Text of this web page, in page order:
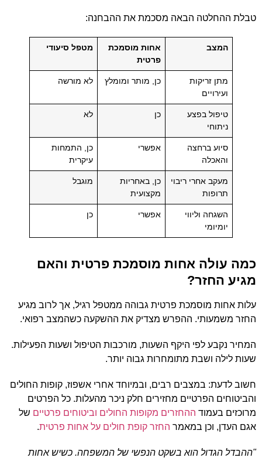
טבלת ההחלטה הבאה מסכמת את ההבחנה:
המצב
אחות מוסמכת
פרטית
מטפל סיעודי
מתן זריקות
ועירויים
כן, מותר ומומלץ לא מורשה
טיפול בפצע
ניתוחי
כן לא
סיוע ברחצה
והאכלה
אפשרי
כן, התמחות
עיקרית
מעקב אחרי ריבוי
תרופות
כן, באחריות
מקצועית
מוגבל
השגחה וליווי
יומיומי
אפשרי כן
כמה עולה אחות מוסמכת פרטית והאם
מגיע החזר?
עלות אחות מוסמכת פרטית גבוהה ממטפל רגיל, אך לרוב מגיע
החזר משמעותי. ההפרש מצדיק את ההשקעה כשהמצב רפואי.
המחיר נקבע לפי היקף השעות, מורכבות הטיפול ושעות הפעילות.
שעות לילה ושבת מתומחרות גבוה יותר.
חשוב לדעת: במצבים רבים, ובמיוחד אחרי אשפוז, קופות החולים
והביטוחים הפרטיים מחזירים חלק ניכר מהעלות. כל הפרטים
מרוכזים בעמוד ההחזרים מקופות החולים וביטוחים פרטיים של
אגם העדן, וכן במאמר החזר קופת חולים על אחות פרטית.
"ההבדל הגדול הוא בשקט הנפשי של המשפחה. כשיש אחות